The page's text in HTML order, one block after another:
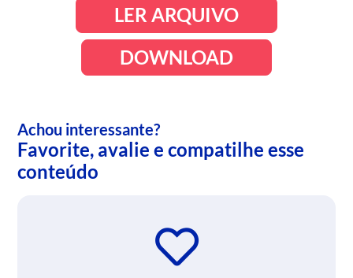
LER ARQUIVO
DOWNLOAD
Achou interessante?
Favorite, avalie e compatilhe esse
conteúdo